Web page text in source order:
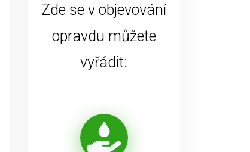
Zde se v objevování
opravdu můžete
vyřádit: